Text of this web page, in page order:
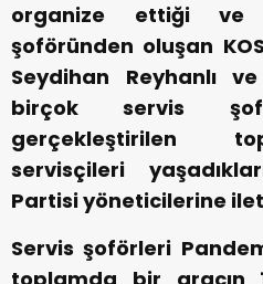
organize ettiği
şoföründen oluşan
Seydihan Reyhanlı
birçok servis
gerçekleştirilen
servisçileri
Partisi yöneticilerine
Servis şoförleri